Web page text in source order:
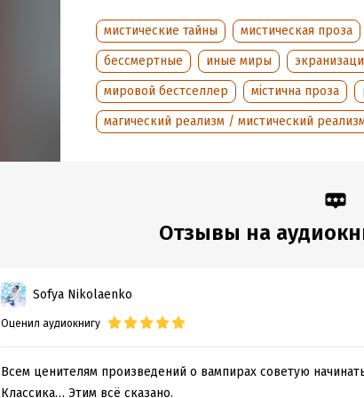
мистические тайны мистическая проза
бессмертные
иные миры
мировой бестселлер
містична проза
магический реализм / мистический
Отзывы на
Sofya Nikolaenko
Оценил аудиокнигу
Всем ценителям произведений о вампирах советую
Классика… Этим всё сказано.